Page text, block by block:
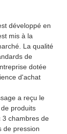
développé en
mis à la
La qualité
de
dotée
d'achat
a reçu le
produits
3 chambres de
de pression